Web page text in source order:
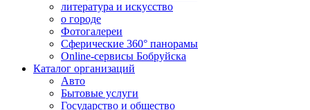
литература и искусство
о городе
Фотогалереи
Сферические 360° панорамы
Online-сервисы Бобруйска
Каталог организаций
Авто
Бытовые услуги
Государство и общество